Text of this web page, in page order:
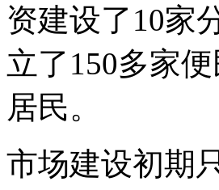
资建设了10家
立了150多家
居民。
市场建设初期